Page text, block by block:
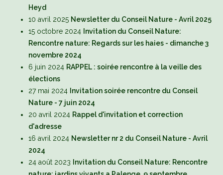
Heyd
10 avril 2025 Newsletter du Conseil Nature - Avril 2025
15 octobre 2024 Invitation du Conseil Nature:
Rencontre nature: Regards sur les haies - dimanche 3
novembre 2024
6 juin 2024 RAPPEL : soirée rencontre à la veille des
élections
27 mai 2024 Invitation soirée rencontre du Conseil
Nature - 7 juin 2024
20 avril 2024 Rappel d'invitation et correction
d'adresse
16 avril 2024 Newsletter nr 2 du Conseil Nature - Avril
2024
24 août 2023
Invitation du Conseil Nature: Rencontre